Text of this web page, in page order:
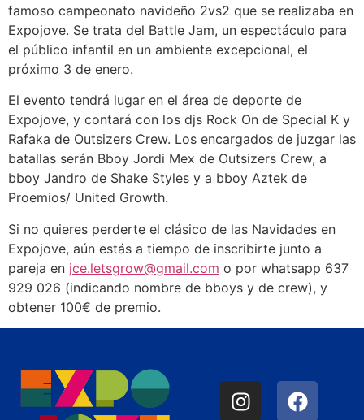
famoso campeonato navideño 2vs2 que se realizaba en
Expojove. Se trata del Battle Jam, un espectáculo para
el público infantil en un ambiente excepcional, el
próximo 3 de enero.
El evento tendrá lugar en el área de deporte de
Expojove, y contará con los djs Rock On de Special K y
Rafaka de Outsizers Crew. Los encargados de juzgar las
batallas serán Bboy Jordi Mex de Outsizers Crew, a
bboy Jandro de Shake Styles y a bboy Aztek de
Proemios/ United Growth.
Si no quieres perderte el clásico de las Navidades en
Expojove, aún estás a tiempo de inscribirte junto a
pareja en jce.letsgrow@gmail.com o por whatsapp 637
929 026 (indicando nombre de bboys y de crew), y
obtener 100€ de premio.